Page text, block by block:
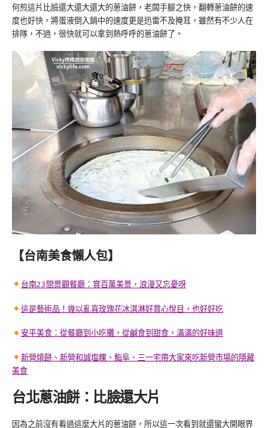
何煎這片比臉還大還大還大的蔥油餅，老闆手腳之快，翻轉蔥油餅的速
度也好快，將蛋液倒入鍋中的速度更是迅雷不及掩耳，雖然有不少人在
排隊，不過，很快就可以拿到熱呼呼的蔥油餅了。
【台南美食懶人包】
台南23間景觀餐廳：賞百萬美景，浪漫又忘憂呀
這是藝術品！幾以亂真玫瑰花冰淇淋好賞心悅目，也好好吃
安平美食：從餐廳到小吃攤，從鹹食到甜食，滿滿的好味道
新營燒餅、新營和誠塩粿、鮨阜、三一宅帶大家來吃新營市場的隱藏
美食
台北蔥油餅：比臉還大片
因為之前沒有看過這麼大片的蔥油餅，所以這一次看到就還蠻大開眼界